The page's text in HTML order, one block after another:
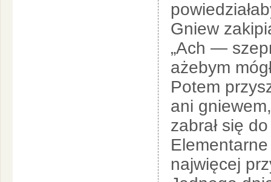
Gniew
„Ach —
ażebym
Potem
ani
zabrał się
najwięcej